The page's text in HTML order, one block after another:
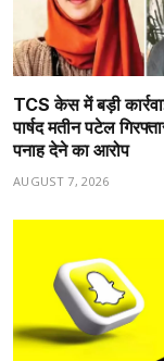
TCS केस में बड़ी
पार्षद मतीन पटेल
पनाह देने का आरोप
AUGUST 7, 2026